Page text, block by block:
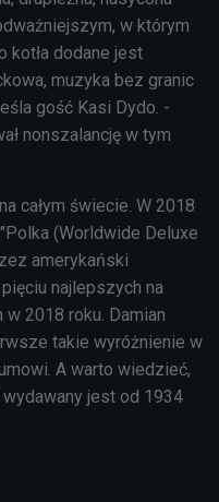
w którym
kotła dodane jest
muzyka bez granic
gość Kasi Dydo. -
nonszalancję w tym
całym świecie. W 2018
(Worldwide Deluxe
amerykański
najlepszych na
2018 roku. Damian
takie wyróżnienie w
A warto wiedzieć,
jest od 1934